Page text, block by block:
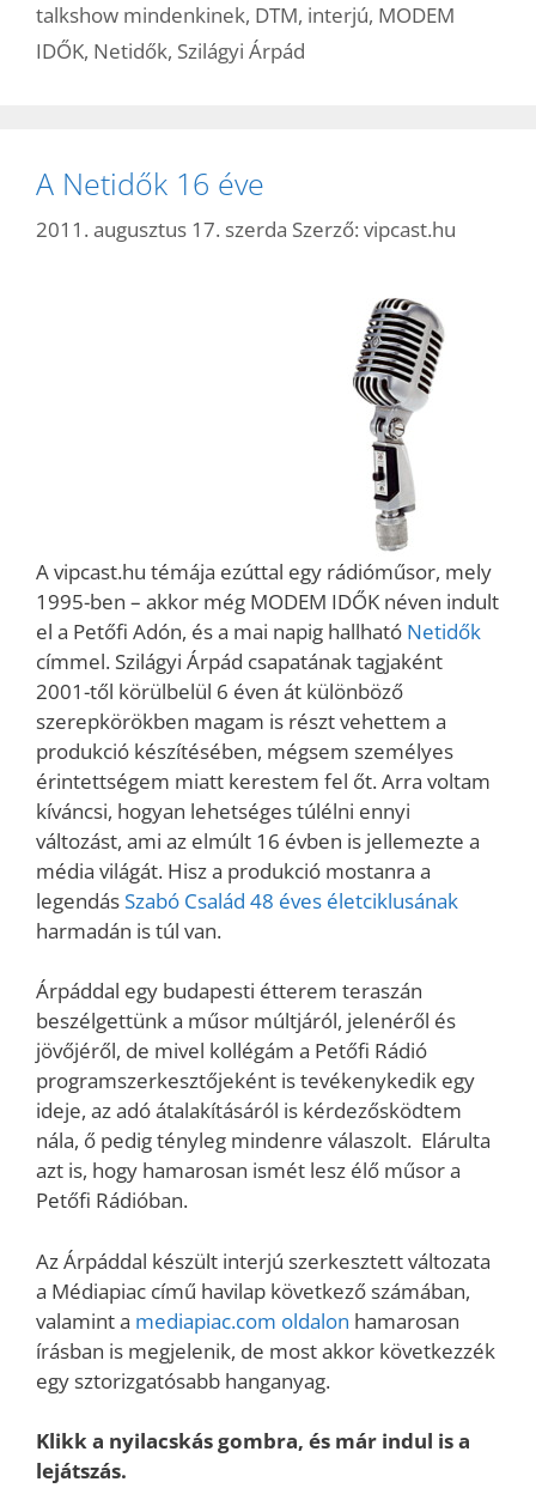
talkshow mindenkinek, DTM, interjú, MODEM
IDŐK, Netidők, Szilágyi Árpád
A Netidők 16 éve
2011. augusztus 17. szerda Szerző: vipcast.hu
A vipcast.hu témája ezúttal egy rádióműsor, mely
1995-ben – akkor még MODEM IDŐK néven indult
el a Petőfi Adón, és a mai napig hallható Netidők
címmel. Szilágyi Árpád csapatának tagjaként
2001-től körülbelül 6 éven át különböző
szerepkörökben magam is részt vehettem a
produkció készítésében, mégsem személyes
érintettségem miatt kerestem fel őt. Arra voltam
kíváncsi, hogyan lehetséges túlélni ennyi
változást, ami az elmúlt 16 évben is jellemezte a
média világát. Hisz a produkció mostanra a
legendásSzabó Család 48 éves életciklusának
harmadán is túl van.
Árpáddal egy budapesti étterem teraszán
beszélgettünk a műsor múltjáról, jelenéről és
jövőjéről, de mivel kollégám a Petőfi Rádió
programszerkesztőjeként is tevékenykedik egy
ideje, az adó átalakításáról is kérdezősködtem
nála, ő pedig tényleg mindenre válaszolt. Elárulta
azt is, hogy hamarosan ismét lesz élő műsor a
Petőfi Rádióban.
Az Árpáddal készült interjú szerkesztett változata
a Médiapiac című havilap következő számában,
valamint a mediapiac.com oldalon hamarosan
írásban is megjelenik, de most akkor következzék
egy sztorizgatósabb hanganyag.
Klikk a nyilacskás gombra, és már indul is a
lejátszás.